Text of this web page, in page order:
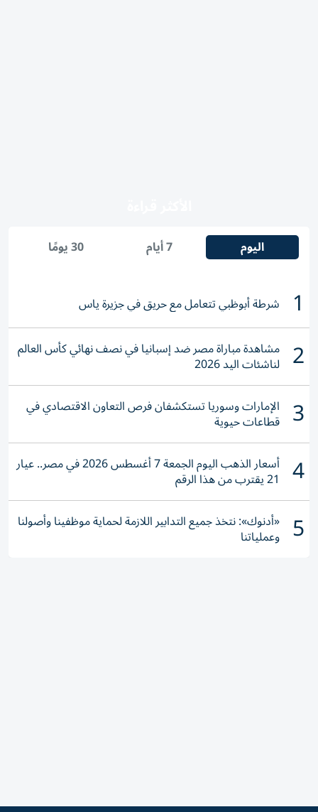
اليوم 7 أيام 30 يومًا
1 شرطة أبوظبي تتعامل مع حريق في جزيرة ياس
2 مشاهدة مباراة مصر ضد إسبانيا في نصف نهائي كأس العالم
لناشئات اليد 2026
3 الإمارات وسوريا تستكشفان فرص التعاون الاقتصادي في
قطاعات حيوية
4 أسعار الذهب اليوم الجمعة 7 أغسطس 2026 في مصر.. عيار
21 يقترب من هذا الرقم
5 «أدنوك»: نتخذ جميع التدابير اللازمة لحماية موظفينا وأصولنا
وعملياتنا